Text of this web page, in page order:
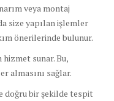
veya montaj
size yapılan işlemler
önerilerinde bulunur.
sunar. Bu,
almasını sağlar.
doğru bir şekilde tespit